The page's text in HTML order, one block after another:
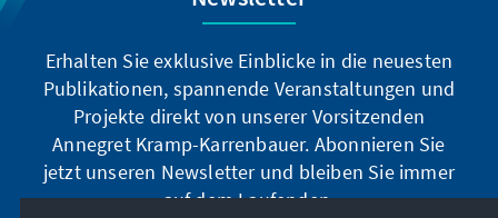
Erhalten Sie exklusive Einblicke in die neuesten
Publikationen, spannende Veranstaltungen und
Projekte direkt von unserer Vorsitzenden
Annegret Kramp-Karrenbauer. Abonnieren Sie
jetzt unseren Newsletter und bleiben Sie immer
auf dem Laufenden.